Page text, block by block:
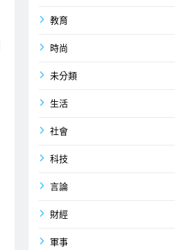
教育
時尚
未分類
生活
社會
科技
言論
財經
軍事